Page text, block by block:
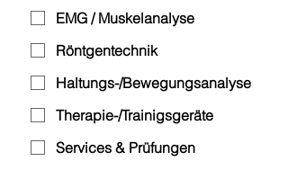
EMG / Muskelanalyse
Röntgentechnik
Haltungs-/Bewegungsanalyse
Therapie-/Trainigsgeräte
Services & Prüfungen